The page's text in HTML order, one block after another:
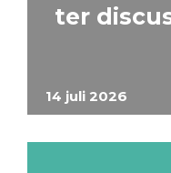
14 juli 2026
ter